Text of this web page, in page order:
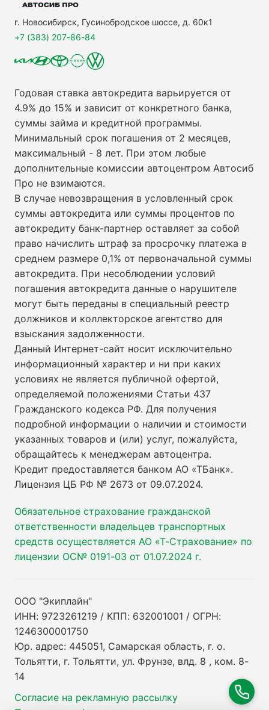
г. Новосибирск, Гусинобродское шоссе, д. 60к1
+7 (383) 207-86-84
Годовая ставка автокредита варьируется от
4.9% до 15% и зависит от конкретного банка,
суммы займа и кредитной программы.
Минимальный срок погашения от 2 месяцев,
максимальный - 8 лет. При этом любые
дополнительные комиссии автоцентром Автосиб
Про не взимаются.
В случае невозвращения в условленный срок
суммы автокредита или суммы процентов по
автокредиту банк-партнер оставляет за собой
право начислить штраф за просрочку платежа в
среднем размере 0,1% от первоначальной суммы
автокредита. При несоблюдении условий
погашения автокредита данные о нарушителе
могут быть переданы в специальный реестр
должников и коллекторское агентство для
взыскания задолженности.
Данный Интернет-сайт носит исключительно
информационный характер и ни при каких
условиях не является публичной офертой,
определяемой положениями Статьи 437
Гражданского кодекса РФ. Для получения
подробной информации о наличии и стоимости
указанных товаров и (или) услуг, пожалуйста,
обращайтесь к менеджерам автоцентра.
Кредит предоставляется банком АО «ТБанк».
Лицензия ЦБ РФ № 2673 от 09.07.2024.
Обязательное страхование гражданской
ответственности владельцев транспортных
средств осуществляется АО «Т-Страхование» по
лицензии ОС№ 0191-03 от 01.07.2024 г.
ООО "Экиплайн"
ИНН: 9723261219 / КПП: 632001001 / ОГРН:
1246300001750
Юр. адрес: 445051, Самарская область, г. о.
Тольятти, г. Тольятти, ул. Фрунзе, влд. 8 , ком. 8-
14
Согласие на рекламную рассылку